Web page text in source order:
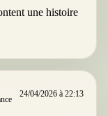
une histoire
24/04/2026 à 22:13